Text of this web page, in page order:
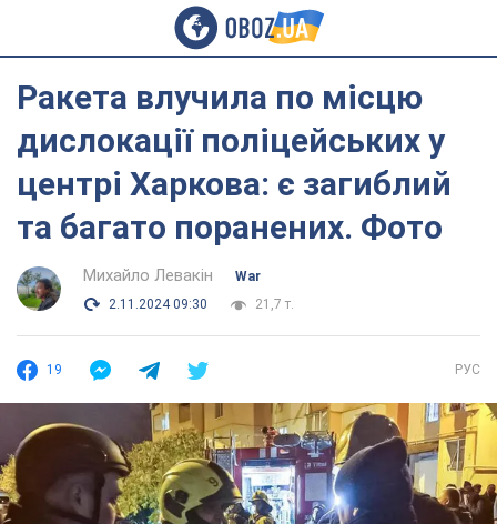
Ракета влучила по місцю
дислокації поліцейських у
центрі Харкова: є загиблий
та багато поранених. Фото
Михайло Левакін
War
2.11.2024 09:30
21,7 т.
19 РУС